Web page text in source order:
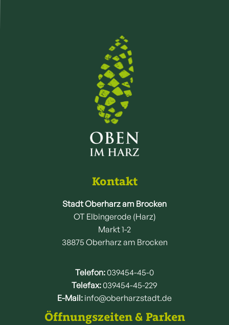
Kontakt
Stadt Oberharz am Brocken
OT Elbingerode (Harz)
Markt 1-2
38875 Oberharz am Brocken
Telefon:039454-45-0
Telefax:039454-45-229
E-Mail: info@oberharzstadt.de
Öffnungszeiten & Parken